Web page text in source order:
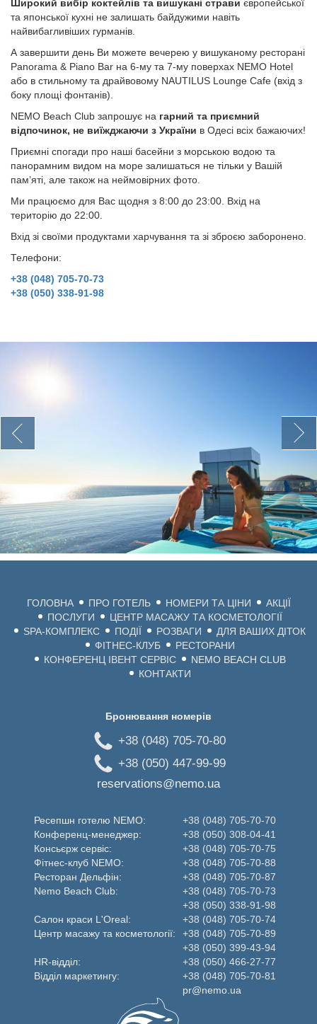
Широкий вибір коктейлів та вишукані страви європейської
та японської кухні не залишать байдужими навіть
найвибагливіших гурманів.
А завершити день Ви можете вечерею у вишуканому ресторані
Panorama & Piano Bar на 6-му та 7-му поверхах NEMO Hotel
або в стильному та драйвовому NAUTILUS Lounge Cafe (вхід з
боку площі фонтанів).
NEMO Beach Club запрошує на гарний та приємний
відпочинок, не виїжджаючи з України в Одесі всіх бажаючих!
Приємні спогади про наші басейни з морською водою та
панорамним видом на море залишаться не тільки у Вашій
пам’яті, але також на неймовірних фото.
Ми працюємо для Вас щодня з 8:00 до 23:00. Вхід на
територію до 22:00.
Вхід зі своїми продуктами харчування та зі зброєю заборонено.
Телефони:
+38 (048) 705-70-73
+38 (050) 338-91-98
ГОЛОВНА ПРО ГОТЕЛЬ НОМЕРИ ТА ЦІНИ
АКЦІЇ
ПОСЛУГИ
ЦЕНТР МАСАЖУ ТА КОСМЕТОЛОГІЇ
SPA-КОМПЛЕКС
ПОДІЇ РОЗВАГИ
ДЛЯ ВАШИХ ДІТОК
ФІТНЕС-КЛУБ
РЕСТОРАНИ
КОНФЕРЕНЦ ІВЕНТ СЕРВІС
NEMO BEACH CLUB
КОНТАКТИ
Бронювання номерів
+38 (048) 705-70-80
+38 (050) 447-99-99
reservations@nemo.ua
Ресепшн готелю NEMO:
+38 (048) 705-70-70
Конференц-менеджер:
+38 (050) 308-04-41
Консьєрж сервіс:
+38 (048) 705-70-75
Фітнес-клуб NEMO:
+38 (048) 705-70-88
Ресторан Дельфін:
+38 (048) 705-70-87
Nemo Beаch Club:
+38 (048) 705-70-73
+38 (050) 338-91-98
Салон краси L'Oreal:
+38 (048) 705-70-74
Центр масажу та косметології:
+38 (048) 705-70-89
+38 (050) 399-43-94
HR-відділ:
+38 (050) 466-27-77
Відділ маркетингу:
+38 (048) 705-70-81
pr@nemo.ua